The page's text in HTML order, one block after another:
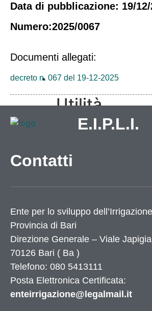
Informazioni
Utilità
Elenco siti tematici
Servizi di Egovernment
Mappa del sito
Elenco banner
Elenco partner
X
Data di pubblicazione: 19/12/
Numero:2025/0067
Documenti allegati:
decreto n. 067 del 19-12-2025
E.I.P.L.I.
Contatti
Ente per lo sviluppo
Provincia di Bari
Direzione Generale – Viale
70126 Bari ( Ba )
Telefono: 080 5413111
Posta Elettronica Certificata:
enteirrigazione@legalmail.it